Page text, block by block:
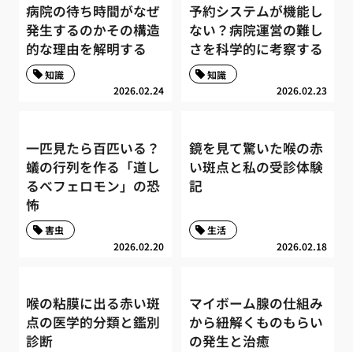
病院の待ち時間がなぜ
発生するのかその構造
的な理由を解明する
2026.02.24
知識
予約システムが機能し
ない？病院運営の難し
さを科学的に考察する
2026.02.23
知識
一匹見たら百匹いる？
蟻の行列を作る「道し
るべフェロモン」の恐
怖
2026.02.20
害虫
鏡を見て驚いた喉の赤
い斑点と私の受診体験
記
2026.02.18
生活
喉の粘膜に出る赤い斑
点の医学的分類と鑑別
診断
マイボーム腺の仕組み
から紐解くものもらい
の発生と治癒